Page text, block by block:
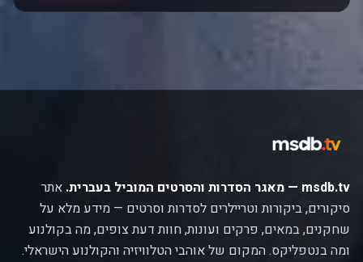
msdb.tv — מאגר הסדרות והסרטים המוביל בעברית.
אתר
סיקורים, ביקורות וטריילרים לסדרות וסרטים — מידע מלא על
שחקנים, במאים, פרקים ועונות, חוות דעת צופים, מה בקולנוע
ומה בנטפליקס. המקום של אוהבי הטלוויזיה והקולנוע הישראלי.